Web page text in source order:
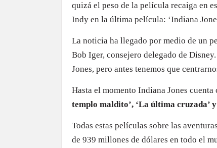
quizá el peso de la película recaiga en
Indy en la última película: ‘Indiana
La noticia ha llegado por medio de un
Bob Iger, consejero delegado de
Jones, pero antes tenemos que
Hasta el momento Indiana Jones cuenta
templo maldito’, ‘La última cruzada’
Todas estas películas sobre las
de 939 millones de dólares en todo el